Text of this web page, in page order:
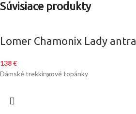
Súvisiace produkty
Lomer Chamonix Lady antra
138€
Dámské trekkingové topánky